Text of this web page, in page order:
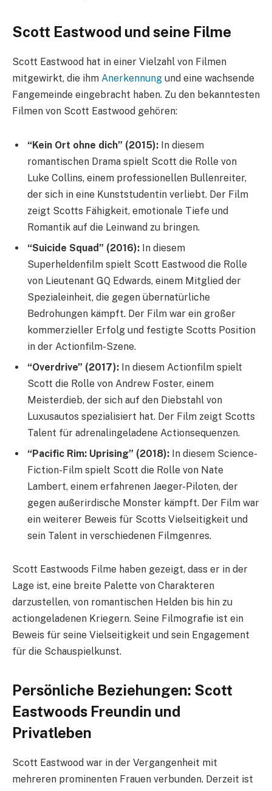
Scott Eastwood und seine Filme
Scott Eastwood hat in einer Vielzahl von Filmen
mitgewirkt, die ihm Anerkennung und eine wachsende
Fangemeinde eingebracht haben. Zu den bekanntesten
Filmen von Scott Eastwood gehören:
“Kein Ort ohne dich” (2015): In diesem
romantischen Drama spielt Scott die Rolle von
Luke Collins, einem professionellen Bullenreiter,
der sich in eine Kunststudentin verliebt. Der Film
zeigt Scotts Fähigkeit, emotionale Tiefe und
Romantik auf die Leinwand zu bringen.
“Suicide Squad” (2016): In diesem
Superheldenfilm spielt Scott Eastwood die Rolle
von Lieutenant GQ Edwards, einem Mitglied der
Spezialeinheit, die gegen übernatürliche
Bedrohungen kämpft. Der Film war ein großer
kommerzieller Erfolg und festigte Scotts Position
in der Actionfilm-Szene.
“Overdrive” (2017): In diesem Actionfilm spielt
Scott die Rolle von Andrew Foster, einem
Meisterdieb, der sich auf den Diebstahl von
Luxusautos spezialisiert hat. Der Film zeigt Scotts
Talent für adrenalingeladene Actionsequenzen.
“Pacific Rim: Uprising” (2018): In diesem Science-
Fiction-Film spielt Scott die Rolle von Nate
Lambert, einem erfahrenen Jaeger-Piloten, der
gegen außerirdische Monster kämpft. Der Film war
ein weiterer Beweis für Scotts Vielseitigkeit und
sein Talent in verschiedenen Filmgenres.
Scott Eastwoods Filme haben gezeigt, dass er in der
Lage ist, eine breite Palette von Charakteren
darzustellen, von romantischen Helden bis hin zu
actiongeladenen Kriegern. Seine Filmografie ist ein
Beweis für seine Vielseitigkeit und sein Engagement
für die Schauspielkunst.
Persönliche Beziehungen: Scott
Eastwoods Freundin und
Privatleben
Scott Eastwood war in der Vergangenheit mit
mehreren prominenten Frauen verbunden. Derzeit ist